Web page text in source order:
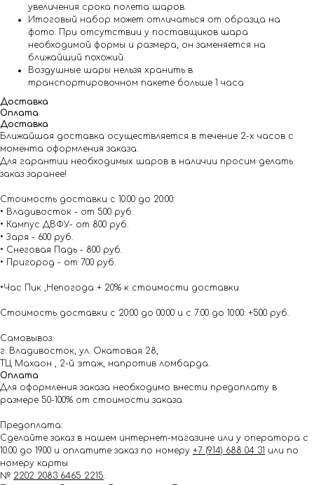
увеличения срока полета шаров.
Итоговый набор может отличаться от образца на
фото. При отсутствии у поставщиков шара
необходимой формы и размера, он заменяется на
ближайший похожий.
Воздушные шары нельзя хранить в
транспортировочном пакете больше 1 часа
Доставка
Оплата
Доставка
Ближайшая доставка осуществляется в течение 2-х часов с
момента оформления заказа.
Для гарантии необходимых шаров в наличии просим делать
заказ заранее!
Стоимость доставки с 10.00 до 20:00:
• Владивосток - от 500 руб.
• Кампус ДВФУ- от 800 руб.
• Заря - 600 руб.
• Снеговая Падь - 800 руб.
• Пригород - от 700 руб.
•Час Пик ,Непогода + 20% к стоимости доставки
Стоимость доставки с 20:00 до 00:00 и с 7:00 до 10:00: +500 руб.
Самовывоз:
г. Владивосток, ул. Окатовая 28,
ТЦ Махаон , 2-й этаж, напротив ломбарда.
Оплата
Для оформления заказа необходимо внести предоплату в
размере 50-100% от стоимости заказа.
Предоплата:
Сделайте заказ в нашем интернет-магазине или у оператора с
10.00 до 19.00 и оплатите заказ по номеру +7 (914) 688 04 31 или по
номеру карты
№ 2202 2083 6465 2215.